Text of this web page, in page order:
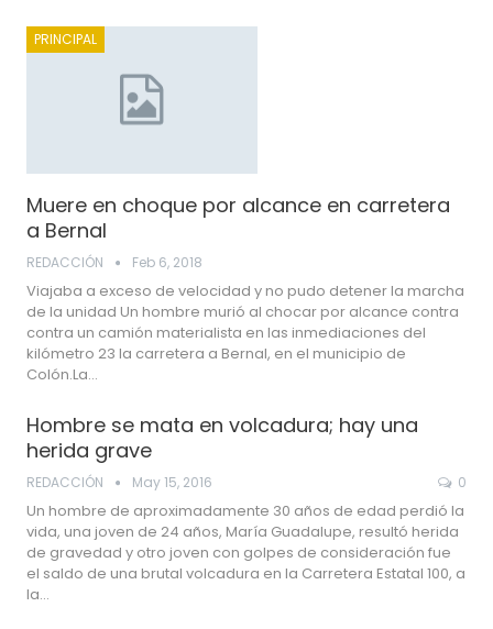
PRINCIPAL
Muere en choque por alcance en carretera
a Bernal
REDACCIÓN Feb 6, 2018
Viajaba a exceso de velocidad y no pudo detener la marcha
de la unidad Un hombre murió al chocar por alcance contra
contra un camión materialista en las inmediaciones del
kilómetro 23 la carretera a Bernal, en el municipio de
Colón.La…
Hombre se mata en volcadura; hay una
herida grave
REDACCIÓN May 15, 2016 0
Un hombre de aproximadamente 30 años de edad perdió la
vida, una joven de 24 años, María Guadalupe, resultó herida
de gravedad y otro joven con golpes de consideración fue
el saldo de una brutal volcadura en la Carretera Estatal 100, a
la…